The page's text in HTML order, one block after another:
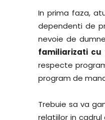
In prima faza,
dependenti de
nevoie de
familiarizati cu
respecte
program de
Trebuie sa va
relatiilor in